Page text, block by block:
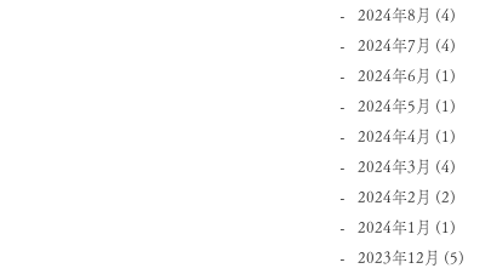
2024年8月 (4)
2024年7月 (4)
2024年6月 (1)
2024年5月 (1)
2024年4月 (1)
2024年3月 (4)
2024年2月 (2)
2024年1月 (1)
2023年12月 (5)